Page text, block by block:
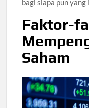
bagi siapa pun
Faktor-
Saham